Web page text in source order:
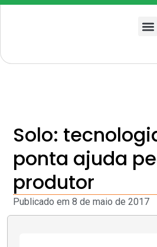
Solo:
ponta ajuda
produtor
Publicado em 8 de maio de 2017